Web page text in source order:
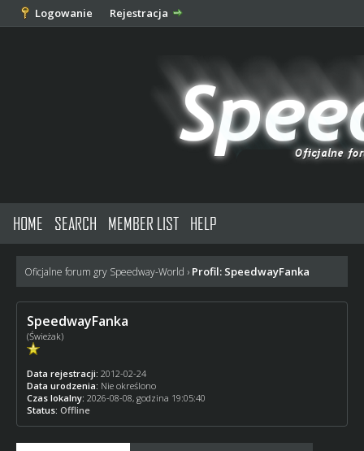
Logowanie Rejestracja
HOME SEARCH MEMBER LIST HELP
Oficjalne forum gry Speedway-World › Profil: SpeedwayFanka
SpeedwayFanka
(Świeżak)
Data rejestracji: 2012-02-24
Data urodzenia: Nie określono
Czas lokalny: 2026-08-08, godzina 19:05:40
Status: Offline